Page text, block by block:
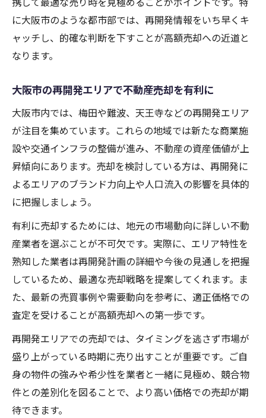
に大阪市のような都市部では、再開発情報をいち早くキ
ャッチし、的確な判断を下すことが高額売却への近道と
なります。
大阪市の再開発エリアで不動産売却を有利に
大阪市内では、梅田や難波、天王寺などの再開発エリア
が注目を集めています。これらの地域では新たな商業施
設や交通インフラの整備が進み、不動産の資産価値が上
昇傾向にあります。売却を検討している方は、再開発に
よるエリアのブランド力向上や人口流入の影響を具体的
に把握しましょう。
有利に売却するためには、地元の市場動向に詳しい不動
産業者を選ぶことが不可欠です。実際に、エリア特性を
熟知した業者は再開発計画の詳細や今後の見通しを把握
しているため、最適な売却戦略を提案してくれます。ま
た、最新の売買事例や需要動向を参考に、適正価格での
査定を受けることが高額売却への第一歩です。
再開発エリアでの売却では、タイミングを逃さず市場が
盛り上がっている時期に売り出すことが重要です。ご自
身の物件の強みや希少性を業者と一緒に見極め、競合物
件との差別化を図ることで、より高い価格での売却が期
待できます。